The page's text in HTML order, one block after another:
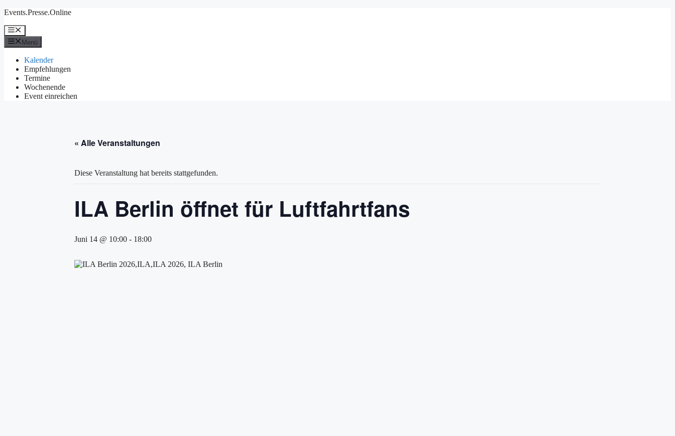
Zum
springen
Events.Presse.Online
Menü
Menü
Kalender
Empfehlungen
Termine
Wochenende
Event einreichen
« Alle Veranstaltungen
Diese Veranstaltung hat bereits stattgefunden.
ILA Berlin öffnet für Luftfahrtfans
Juni 14 @ 10:00 - 18:00